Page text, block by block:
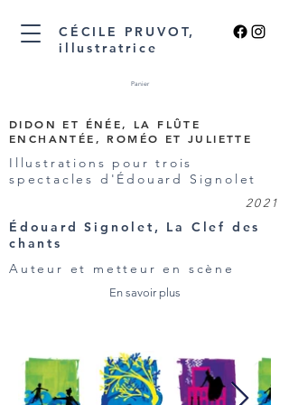
CÉCILE PRUVOT,
illustratrice
Panier
DIDON ET ÉNÉE, LA FLÛTE
ENCHANTÉE, ROMÉO ET JULIETTE
Illustrations pour trois
spectacles d'Édouard Signolet
2021
Édouard Signolet, La Clef des
chants
Auteur et metteur en scène
En savoir plus